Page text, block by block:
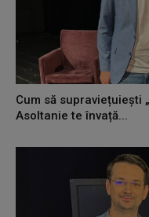
Cum să supraviețuiești
Asoltanie te învață...